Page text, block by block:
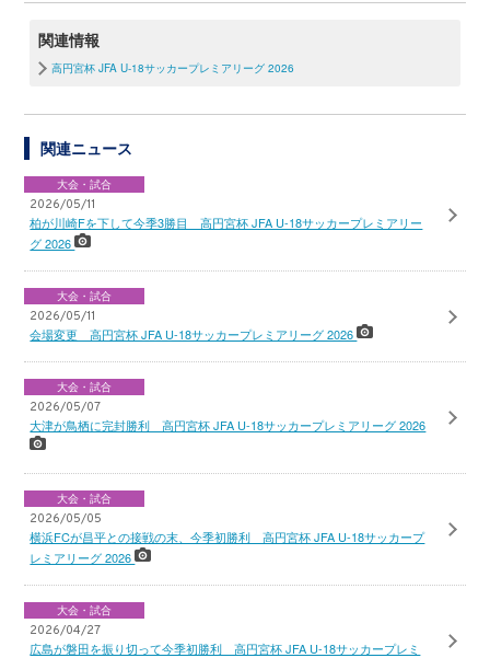
関連情報
高円宮杯 JFA U-18サッカープレミアリーグ 2026
関連ニュース
大会・試合
2026/05/11
柏が川崎Fを下して今季3勝目 高円宮杯 JFA U-18サッカープレミアリー
グ 2026
大会・試合
2026/05/11
会場変更 高円宮杯 JFA U-18サッカープレミアリーグ 2026
大会・試合
2026/05/07
大津が鳥栖に完封勝利 高円宮杯 JFA U-18サッカープレミアリーグ 2026
大会・試合
2026/05/05
横浜FCが昌平との接戦の末、今季初勝利 高円宮杯 JFA U-18サッカープ
レミアリーグ 2026
大会・試合
2026/04/27
広島が磐田を振り切って今季初勝利 高円宮杯 JFA U-18サッカープレミ